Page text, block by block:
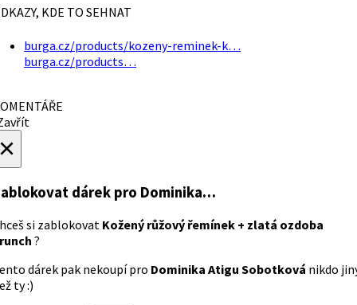
KDE TO SEHNAT
burga.cz/products/kozeny-reminek-k…
burga.cz/products…
dárek pro Dominika…
si zablokovat Kožený růžový řemínek + zlatá ozdoba
?
dárek pak nekoupí pro Dominika Atigu Sobotková nikdo
ty :)